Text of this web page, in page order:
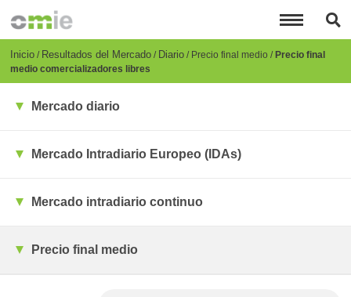
principal
Breadcrumb
Inicio Resultados del Mercado Diario Precio final medio Precio final
medio comercializadores libres
Mercado diario
Mercado Intradiario Europeo (IDAs)
Mercado intradiario continuo
Precio final medio